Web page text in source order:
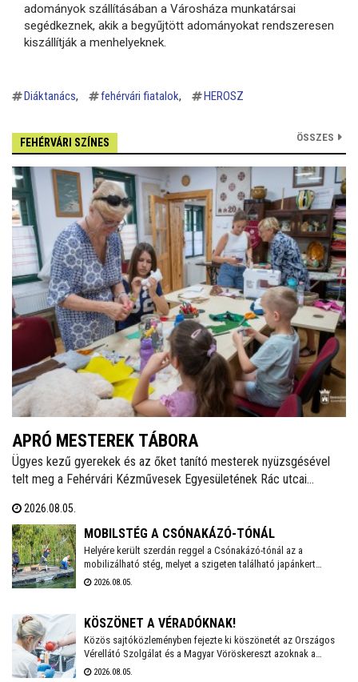
adományok szállításában a Városháza munkatársai
segédkeznek, akik a begyűjtött adományokat rendszeresen
kiszállítják a menhelyeknek.
Diáktanács fehérvári fiatalok HEROSZ
FEHÉRVÁRI SZÍNES ÖSSZES
APRÓ MESTEREK TÁBORA
Ügyes kezű gyerekek és az őket tanító mesterek nyüzsgésével
telt meg a Fehérvári Kézművesek Egyesületének Rác utcai
turnusa, ahol mintegy tíz diák tölti a vakációt kreatív, tartalmas
elfoglaltságokkal. A tábor a tervek szerint jövőre is folytatódik
július és augusztus első hetében.
2026.08.05.
MOBILSTÉG A CSÓNAKÁZÓ-TÓNÁL
Helyére került szerdán reggel a Csónakázó-tónál az a
mobilizálható stég, melyet a szigeten található japánkert
felújításához és bővítéséhez használnak a következő
szükséges nyersanyagokat és eszközöket.
2026.08.05.
KÖSZÖNET A VÉRADÓKNAK!
Közös sajtóközleményben fejezte ki köszönetét az Országos
Vérellátó Szolgálat és a Magyar Vöröskereszt azoknak a
véradóknak, akik az elmúlt hetekben segítették a vérkészletek
2026.08.05.